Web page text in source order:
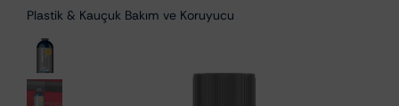
Plastik & Kauçuk Bakım ve Koruyucu